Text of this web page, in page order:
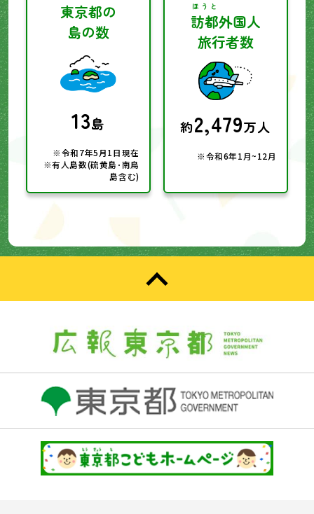
東京都の
島の数
13島
※令和7年5月1日現在
※有人島数(硫黄島･南鳥
島含む)
訪都
ほうと
外国人
旅行者数
約2,479万人
※令和6年1月~12月